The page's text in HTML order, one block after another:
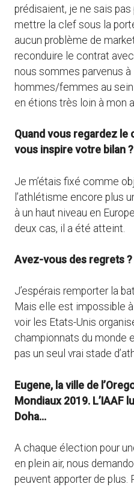
prédisaient, je ne sais pas
mettre la clef sous la
aucun problème de
reconduire le contrat
nous sommes parvenus à
hommes/femmes au sein
en étions très loin à mon
Quand vous regardez le
vous inspire votre bilan ?
Je m’étais fixé comme
l’athlétisme encore plus
à un haut niveau en
deux cas, il a été atteint.
Avez-vous des regrets ?
J’espérais remporter la
Mais elle est impossible
voir les Etats-Unis
championnats du monde
pas un seul vrai stade
Eugene, la ville de
Mondiaux 2019. L’IAAF
Doha…
A chaque élection pour
en plein air, nous
peuvent apporter de plus.